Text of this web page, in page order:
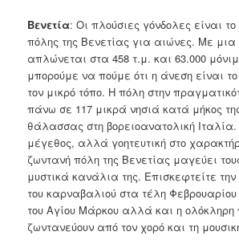
Βενετία: Οι πλούσιες γόνδολες είναι
πόλης της Βενετίας για αιώνες. Με μια
απλώνεται στα 458 τ.μ. και 63.000
μπορούμε να πούμε ότι η άνεση είναι
τον μικρό τόπο. Η πόλη στην
πάνω σε 117 μικρά νησιά κατά μήκος
θάλασσας στη βορειοανατολική
μέγεθος, αλλά γοητευτική στο
ζωντανή πόλη της Βενετίας μαγεύει
μυστικά κανάλια της. Επισκεφτείτε
του καρναβαλιού στα τέλη
του Αγίου Μάρκου αλλά και η ολόκληρη
ζωντανεύουν από τον χορό και τη